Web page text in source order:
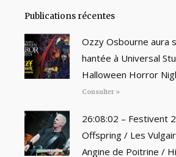
Publications récentes
Ozzy Osbourne aura
hantée à Universal
Halloween Horror
Consulter »
26:08:02 – Festivent
Offspring / Les
Angine de Poitrine /